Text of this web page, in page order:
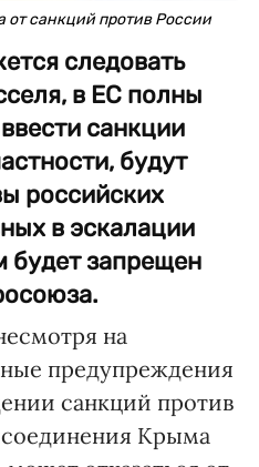
от санкций против России
следовать
в ЕС полны
санкции
будут
российских
в эскалации
будет запрещен
на
предупреждения
санкций против
Крыма